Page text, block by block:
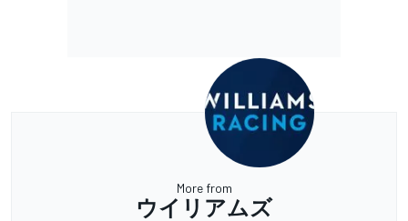
More from
ウイリアムズ